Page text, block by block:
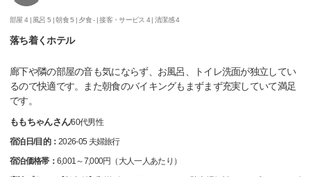
部屋 4 | 風呂 5 |朝食 5 | 夕食 - |接客・サービス 4 |清潔感 4
落ち着くホテル
廊下や隣の部屋の音も気にならず、お風呂、トイレ洗面が独立してい
るので快適です。また朝食のバイキングもまずまず充実していて満足
です。
ももちゃんさん/60代男性
宿泊日/目的：2026-05 夫婦旅行
宿泊価格帯： 6,001～7,000円（大人一人あたり）